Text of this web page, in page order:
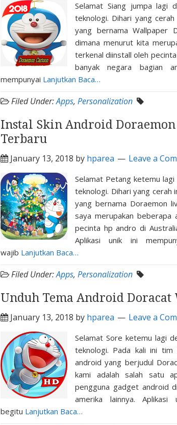
Selamat Siang jumpa lagi
teknologi. Dihari yang
yang bernama Wallpaper
dimana menurut kita
terkenal diinstall oleh
banyak negara bagian
mempunyai Lanjutkan Baca…
Filed Under:Apps, Personalization
Instal Skin Android
Terbaru
January 13, 2018 by hparea Leave a
Selamat Petang ketemu
teknologi. Dihari yang cerah
yang bernama Doraemon
saya merupakan beberapa
pecinta hp andro di
Aplikasi unik ini
wajib Lanjutkan Baca…
Filed Under:Apps, Personalization
Unduh Tema Android
January 13, 2018 by hparea Leave a
Selamat Sore ketemu lagi
teknologi. Pada kali ini tim
android yang berjudul
kami adalah salah satu
pengguna gadget android
amerika lainnya.
begitu Lanjutkan Baca…